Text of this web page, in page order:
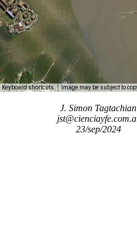
Keyboard shortcuts Image may be subject to
J. Simon Tagtachian
23/sep/2024